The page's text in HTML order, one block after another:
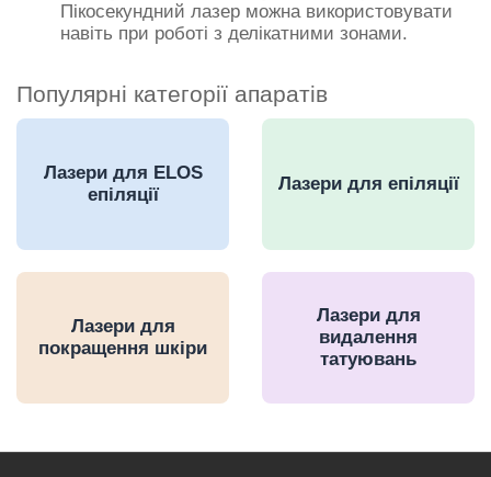
Пікосекундний лазер можна використовувати
навіть при роботі з делікатними зонами.
Популярні категорії апаратів
Лазери для ELOS
епіляції
Лазери для епіляції
Лазери для
покращення шкіри
Лазери для
видалення
татуювань